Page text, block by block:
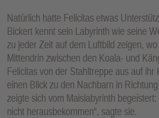
Natürlich hatte Felicitas etwas
Bickert kennt sein Labyrinth wie seine
zu jeder Zeit auf dem Luftbild zeigen,
Mittendrin zwischen den Koala- und
Felicitas von der Stahltreppe aus auf ihr
einen Blick zu den Nachbarn in
zeigte sich vom Maislabyrinth
nicht herausbekommen“, sagte sie.